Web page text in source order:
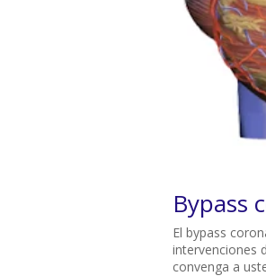
Bypass
El bypass
intervenciones
convenga a